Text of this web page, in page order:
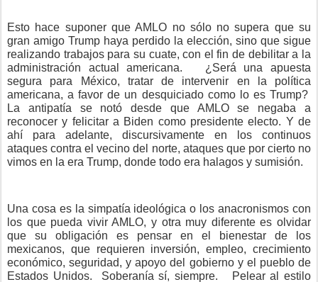
Esto hace suponer que AMLO no sólo no supera que su
gran amigo Trump haya perdido la elección, sino que sigue
realizando trabajos para su cuate, con el fin de debilitar a la
administración actual americana.
¿Será una apuesta
segura para México, tratar de intervenir en la política
americana, a favor de un desquiciado como lo es Trump?
La antipatía se notó desde que AMLO se negaba a
reconocer y felicitar a Biden como presidente electo. Y de
ahí para adelante, discursivamente en los continuos
ataques contra el vecino del norte, ataques que por cierto no
vimos en la era Trump, donde todo era halagos y sumisión.
Una cosa es la simpatía ideológica o los anacronismos con
los que pueda vivir AMLO, y otra muy diferente es olvidar
que su obligación es pensar en el bienestar de los
mexicanos, que requieren inversión, empleo, crecimiento
económico, seguridad, y apoyo del gobierno y el pueblo de
Estados Unidos.
Soberanía sí, siempre. Pelear al estilo